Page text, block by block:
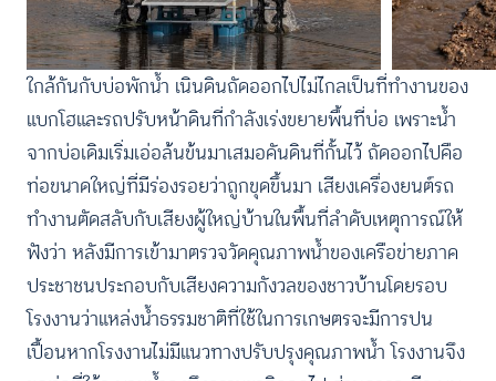
ใกล้กันกับบ่อพักน้ำ เนินดินถัดออกไปไม่ไกลเป็นที่ทำงานของ
แบกโฮและรถปรับหน้าดินที่กำลังเร่งขยายพื้นที่บ่อ เพราะน้ำ
จากบ่อเดิมเริ่มเอ่อล้นข้นมาเสมอคันดินที่กั้นไว้ ถัดออกไปคือ
ท่อขนาดใหญ่ที่มีร่องรอยว่าถูกขุดขึ้นมา เสียงเครื่องยนต์รถ
ทำงานตัดสลับกับเสียงผู้ใหญ่บ้านในพื้นที่ลำดับเหตุการณ์ให้
ฟังว่า หลังมีการเข้ามาตรวจวัดคุณภาพน้ำของเครือข่ายภาค
ประชาชนประกอบกับเสียงความกังวลของชาวบ้านโดยรอบ
โรงงานว่าแหล่งน้ำธรรมชาติที่ใช้ในการเกษตรจะมีการปน
เปื้อนหากโรงงานไม่มีแนวทางปรับปรุงคุณภาพน้ำ โรงงานจึง